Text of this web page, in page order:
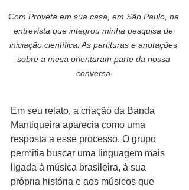
Com Proveta em sua casa, em São Paulo, na
entrevista que integrou minha pesquisa de
iniciação científica. As partituras e anotações
sobre a mesa orientaram parte da nossa
conversa.
Em seu relato, a criação da Banda
Mantiqueira aparecia como uma
resposta a esse processo. O grupo
permitia buscar uma linguagem mais
ligada à música brasileira, à sua
própria história e aos músicos que